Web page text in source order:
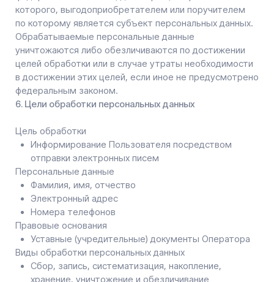
подлежащих опубликованию или обязательному
раскрытию в соответствии с федеральным законом.
8. Порядок сбора, хранения, передачи и других видов
обработки персональных данных
Безопасность персональных данных, которые
обрабатываются Оператором, обеспечивается путем
реализации правовых, организационных и технических
мер, необходимых для выполнения в полном объеме
требований действующего законодательства
персональных данных и принимает все возможные
меры, исключающие доступ к персональным данным
неуполномоченных лиц.
8.2. Персональные данные Пользователя никогда,
ни при каких условиях не будут переданы третьим
лицам, за исключением случаев, связанных
с исполнением действующего законодательства либо
в случае, если субъектом персональных данных дано
согласие Оператору на передачу данных третьему
лицу для исполнения обязательств по гражданско-
правовому договору.
8.3. В случае выявления неточностей в персональных
данных, Пользователь может актуализировать
их самостоятельно, путем направления Оператору